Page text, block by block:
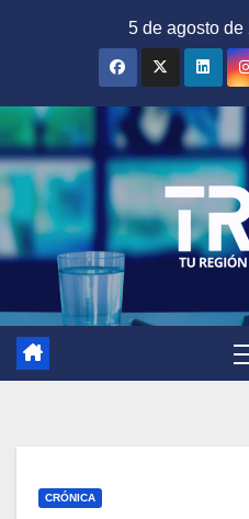
5 de agosto de
CRÓNICA